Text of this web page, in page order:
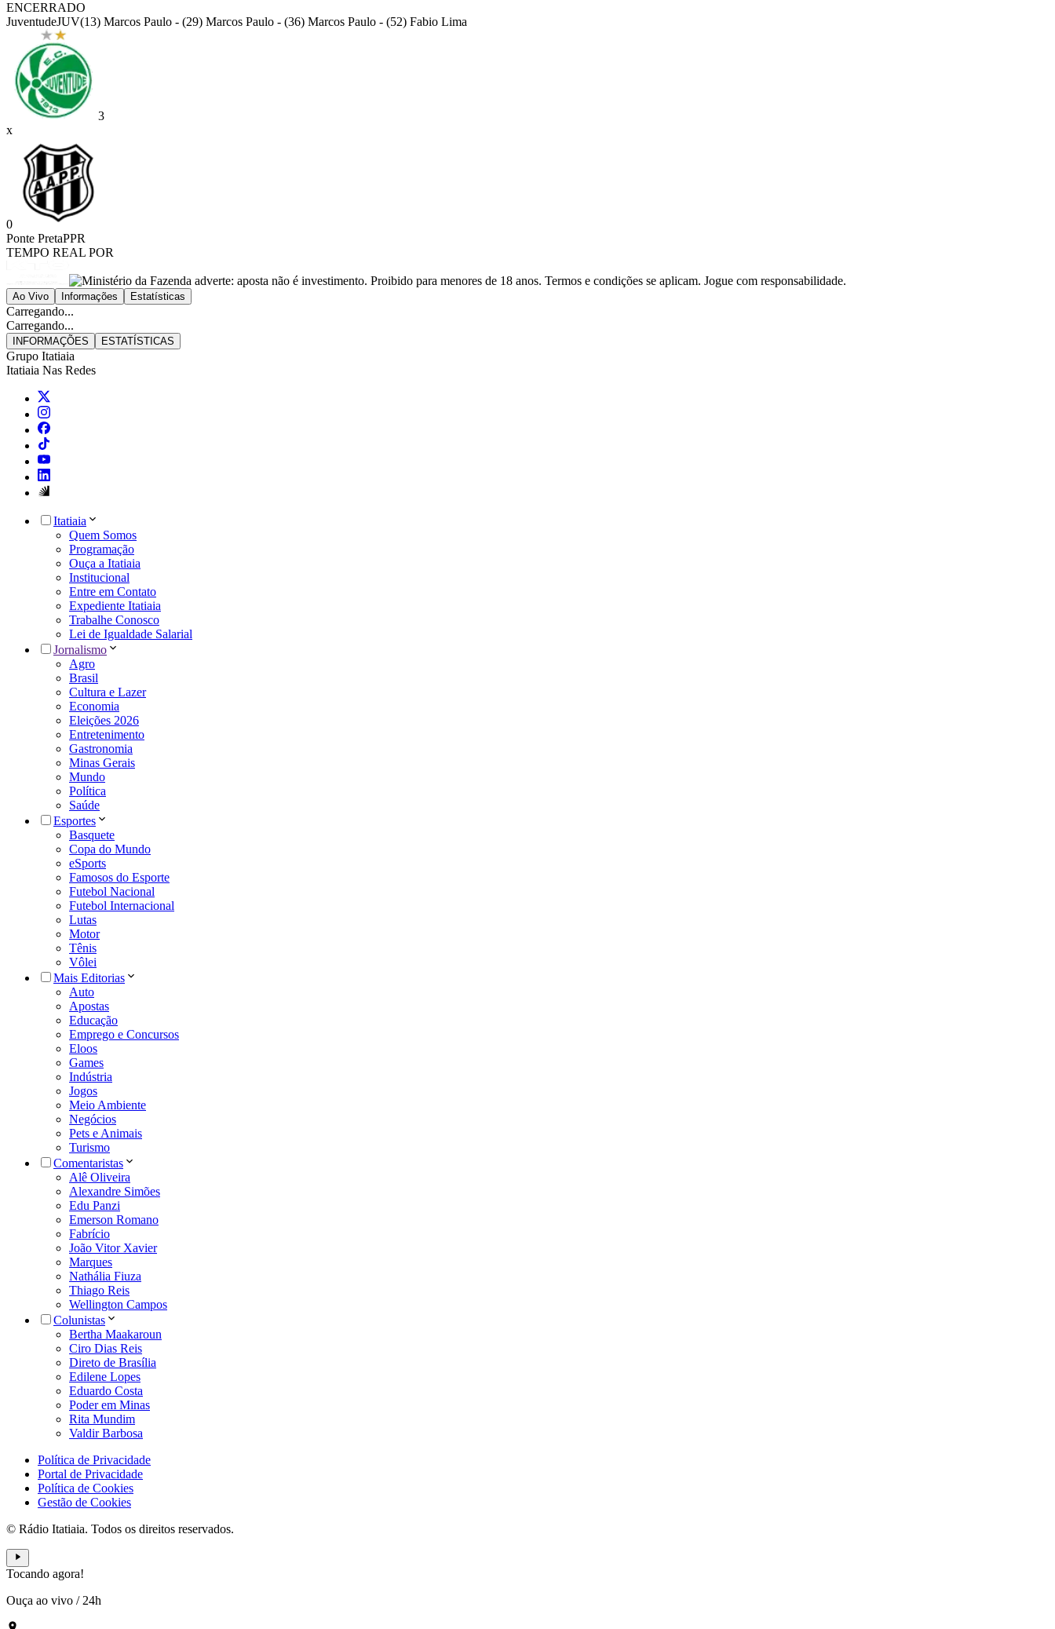
ENCERRADO
JuventudeJUV(13) Marcos Paulo - (29) Marcos Paulo - (36) Marcos Paulo - (52) Fabio Lima
3
x
0
Ponte PretaPPR
TEMPO REAL POR
Ao Vivo Informações Estatísticas
Carregando...
Carregando...
INFORMAÇÕES ESTATÍSTICAS
Grupo Itatiaia
Itatiaia Nas Redes
Itatiaia
Quem Somos
Programação
Ouça a Itatiaia
Institucional
Entre em Contato
Expediente Itatiaia
Trabalhe Conosco
Lei de Igualdade Salarial
Jornalismo
Agro
Brasil
Cultura e Lazer
Economia
Eleições 2026
Entretenimento
Gastronomia
Minas Gerais
Mundo
Política
Saúde
Esportes
Basquete
Copa do Mundo
eSports
Famosos do Esporte
Futebol Nacional
Futebol Internacional
Lutas
Motor
Tênis
Vôlei
Mais Editorias
Auto
Apostas
Educação
Emprego e Concursos
Eloos
Games
Indústria
Jogos
Meio Ambiente
Negócios
Pets e Animais
Turismo
Comentaristas
Alê Oliveira
Alexandre Simões
Edu Panzi
Emerson Romano
Fabrício
João Vitor Xavier
Marques
Nathália Fiuza
Thiago Reis
Wellington Campos
Colunistas
Bertha Maakaroun
Ciro Dias Reis
Direto de Brasília
Edilene Lopes
Eduardo Costa
Poder em Minas
Rita Mundim
Valdir Barbosa
Política de Privacidade
Portal de Privacidade
Política de Cookies
Gestão de Cookies
© Rádio Itatiaia. Todos os direitos reservados.
Tocando agora!
Ouça ao vivo / 24h